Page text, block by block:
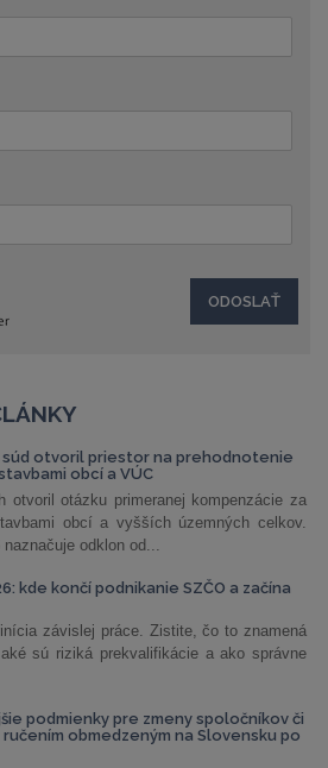
súd otvoril priestor na prehodnotenie
obcí a VÚC
otvoril otázku primeranej kompenzácie za
obcí a vyšších územných celkov.
odklon od...
kde končí podnikanie SZČO a začína
závislej práce. Zistite, čo to znamená
sú riziká prekvalifikácie a ako správne
podmienky pre zmeny spoločníkov či
obmedzeným na Slovensku po